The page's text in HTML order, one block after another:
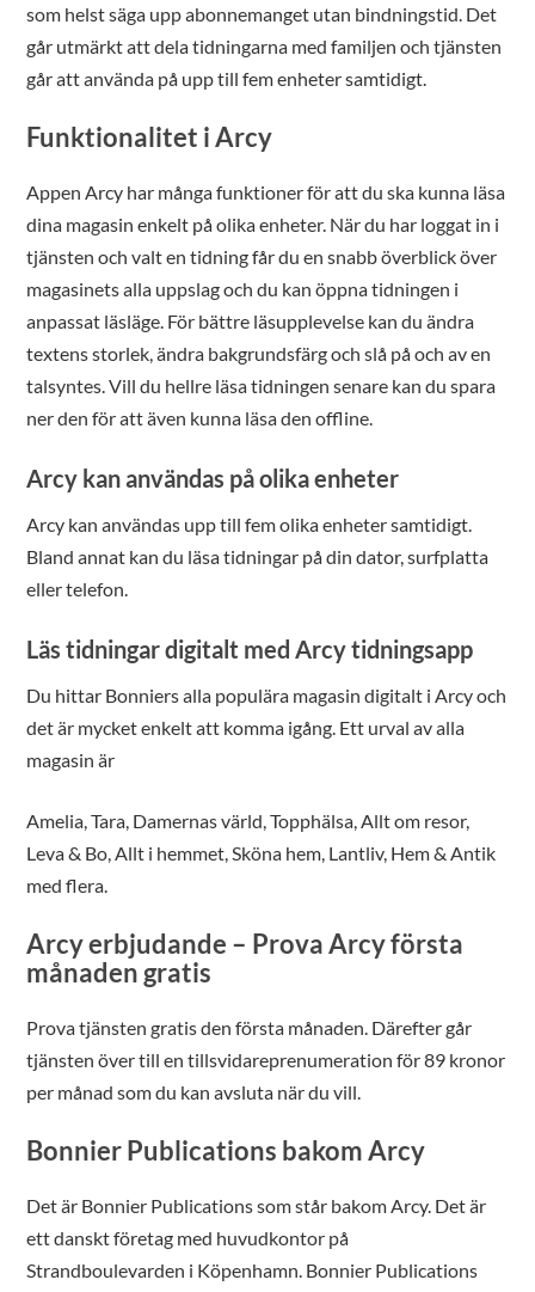
som helst säga upp abonnemanget utan bindningstid. Det
går utmärkt att dela tidningarna med familjen och tjänsten
går att använda på upp till fem enheter samtidigt.
Funktionalitet i Arcy
Appen Arcy har många funktioner för att du ska kunna läsa
dina magasin enkelt på olika enheter. När du har loggat in i
tjänsten och valt en tidning får du en snabb överblick över
magasinets alla uppslag och du kan öppna tidningen i
anpassat läsläge. För bättre läsupplevelse kan du ändra
textens storlek, ändra bakgrundsfärg och slå på och av en
talsyntes. Vill du hellre läsa tidningen senare kan du spara
ner den för att även kunna läsa den offline.
Arcy kan användas på olika enheter
Arcy kan användas upp till fem olika enheter samtidigt.
Bland annat kan du läsa tidningar på din dator, surfplatta
eller telefon.
Läs tidningar digitalt med Arcy tidningsapp
Du hittar Bonniers alla populära magasin digitalt i Arcy och
det är mycket enkelt att komma igång. Ett urval av alla
magasin är
Amelia, Tara, Damernas värld, Topphälsa, Allt om resor,
Leva & Bo, Allt i hemmet, Sköna hem, Lantliv, Hem & Antik
med flera.
Arcy erbjudande – Prova Arcy första
månaden gratis
Prova tjänsten gratis den första månaden. Därefter går
tjänsten över till en tillsvidareprenumeration för 89 kronor
per månad som du kan avsluta när du vill.
Bonnier Publications bakom Arcy
Det är Bonnier Publications som står bakom Arcy. Det är
ett danskt företag med huvudkontor på
Strandboulevarden i Köpenhamn. Bonnier Publications